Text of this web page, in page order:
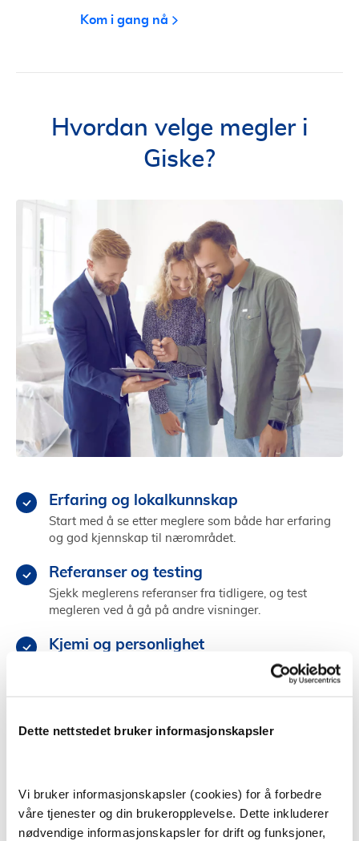
Dette nettstedet bruker informasjonskapsler
Vi bruker informasjonskapsler (cookies) for å forbedre
våre tjenester og din brukeropplevelse. Dette inkluderer
nødvendige informasjonskapsler for drift og funksjoner,
Kom i gang nå
Hvordan velge megler i
Giske?
Erfaring og lokalkunnskap
Start med å se etter meglere som både har erfaring
og god kjennskap til nærområdet.
Referanser og testing
Sjekk meglerens referanser fra tidligere, og test
megleren ved å gå på andre visninger.
Kjemi og personlighet
Velg en megler som du kommuniserer godt med og
som får deg til å føle deg trygg og ivaretatt.
Finn megler i Giske
Å selge bolig selv